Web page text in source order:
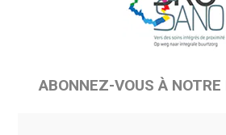
ABONNEZ-VOUS À